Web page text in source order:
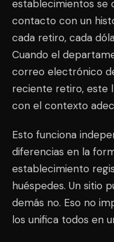
establecimientos se
contacto con un
cada retiro, cada
Cuando el
correo electrónico
reciente retiro, este
con el contexto
Esto funciona
diferencias en la
establecimiento
huéspedes. Un sitio
demás no. Eso no
los unifica todos en